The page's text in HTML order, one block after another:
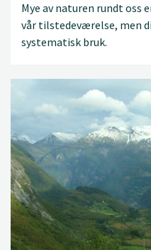
Mye av naturen rundt oss
vår tilstedeværelse, men
systematisk bruk.